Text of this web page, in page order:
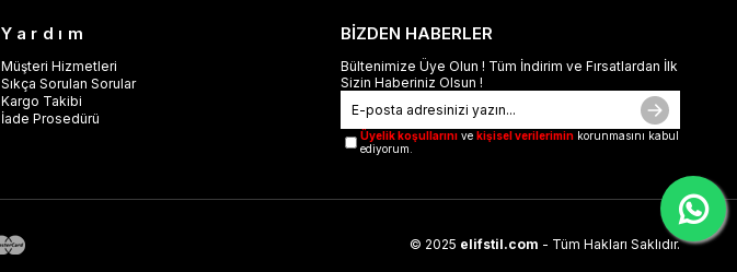
Yardım
Müşteri Hizmetleri
Sıkça Sorulan Sorular
Kargo Takibi
İade Prosedürü
BİZDEN HABERLER
Bültenimize Üye Olun ! Tüm İndirim ve Fırsatlardan İlk
Sizin Haberiniz Olsun !
Üyelik koşullarını vekişisel verilerimin korunmasını kabul
ediyorum.
© 2025 elifstil.com - Tüm Hakları Saklıdır.